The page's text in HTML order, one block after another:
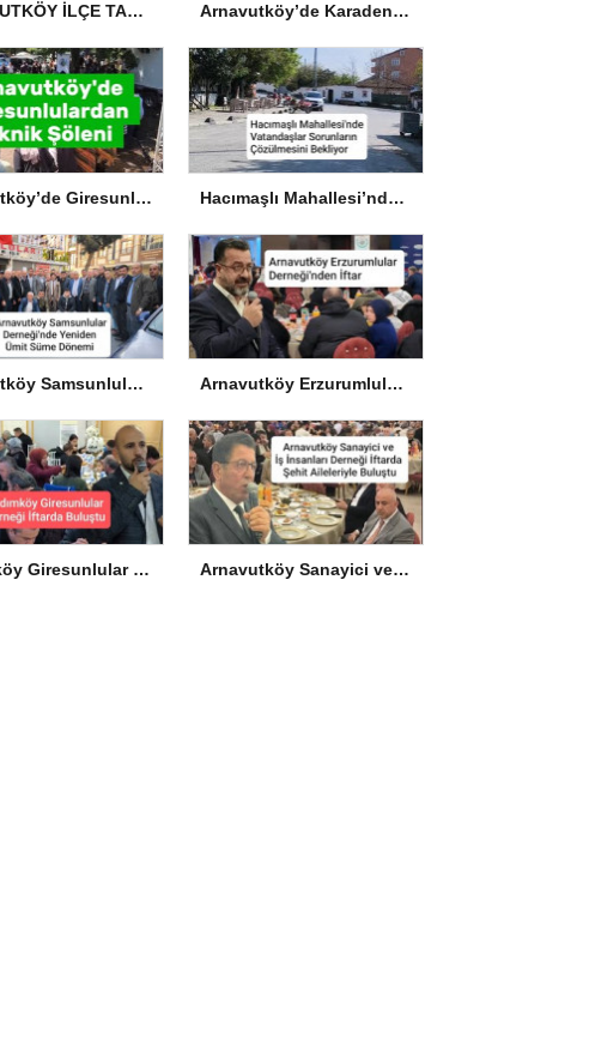
ARNAVUTKÖY İLÇE TARIM VE ORMAN MÜDÜRLÜĞÜ’NDEN İLANEN TEBLİGAT Arnavutköy’de Karadeniz Esintisi: Ordu ve Giresun Kültürü Memleket Günleri’nde Buluştu
Arnavutköy’de Giresunlulardan Piknik Şöleni Hacımaşlı Mahallesi’nde Vatandaşlar Sorunların Çözülmesini Bekliyor
Arnavutköy Samsunlular Derneği’nde Yeniden Ümit Süme Dönemi Arnavutköy Erzurumlular Derneği’nden İftar
Hadımköy Giresunlular Derneği İftarda Buluştu Arnavutköy Sanayici ve İş İnsanları Derneği İftarda Şehit Aileleriyle Buluştu